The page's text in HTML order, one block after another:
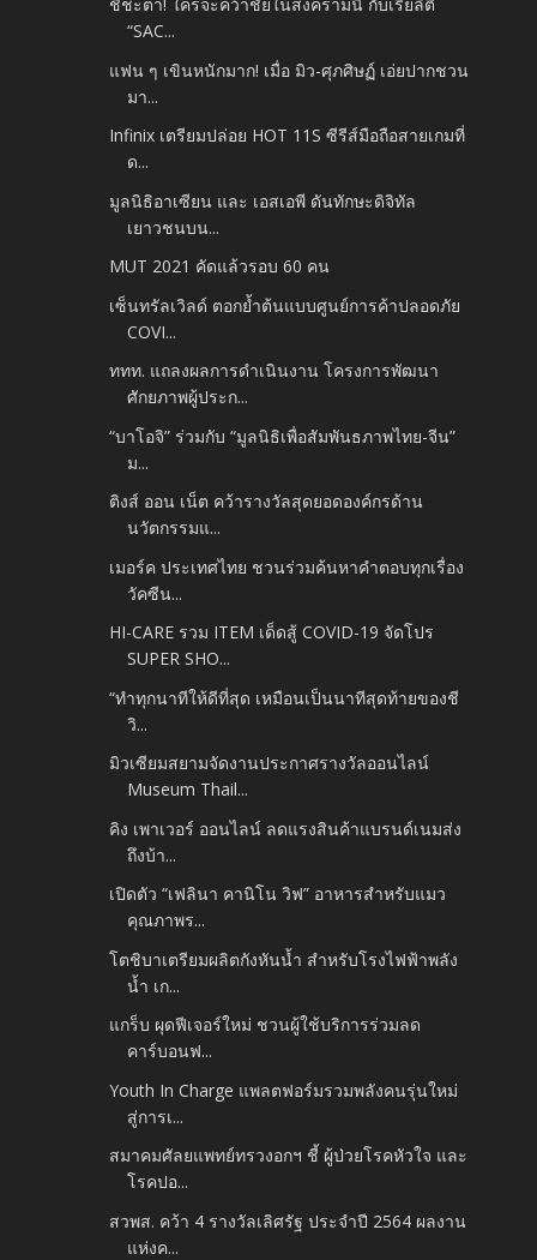
ชี้ชะตา! ใครจะคว้าชัยในสงครามนี้ กับเรียลิตี้
“SAC...
แฟน ๆ เขินหนักมาก! เมื่อ มิว-ศุภศิษฏ์ เอ่ยปากชวน
มา...
Infinix เตรียมปล่อย HOT 11S ซีรีส์มือถือสายเกมที่
ด...
มูลนิธิอาเซียน และ เอสเอพี ดันทักษะดิจิทัล
เยาวชนบน...
MUT 2021 คัดแล้วรอบ 60 คน
เซ็นทรัลเวิลด์ ตอกย้ำต้นแบบศูนย์การค้าปลอดภัย
COVI...
ททท. แถลงผลการดำเนินงาน โครงการพัฒนา
ศักยภาพผู้ประก...
“บาโอจิ” ร่วมกับ “มูลนิธิเพื่อสัมพันธภาพไทย-จีน”
ม...
ติงส์ ออน เน็ต คว้ารางวัลสุดยอดองค์กรด้าน
นวัตกรรมแ...
เมอร์ค ประเทศไทย ชวนร่วมค้นหาคำตอบทุกเรื่อง
วัคซีน...
HI-CARE รวม ITEM เด็ดสู้ COVID-19 จัดโปร
SUPER SHO...
“ทำทุกนาทีให้ดีที่สุด เหมือนเป็นนาทีสุดท้ายของชี
วิ...
มิวเซียมสยามจัดงานประกาศรางวัลออนไลน์
Museum Thail...
คิง เพาเวอร์ ออนไลน์ ลดแรงสินค้าแบรนด์เนมส่ง
ถึงบ้า...
เปิดตัว “เฟลินา คานิโน วิฟ” อาหารสำหรับแมว
คุณภาพร...
โตชิบาเตรียมผลิตกังหันน้ำ สำหรับโรงไฟฟ้าพลัง
น้ำ เก...
แกร็บ ผุดฟีเจอร์ใหม่ ชวนผู้ใช้บริการร่วมลด
คาร์บอนฟ...
Youth In Charge แพลตฟอร์มรวมพลังคนรุ่นใหม่
สู่การเ...
สมาคมศัลยแพทย์ทรวงอกฯ ชี้ ผู้ป่วยโรคหัวใจ และ
โรคปอ...
สวพส. คว้า 4 รางวัลเลิศรัฐ ประจำปี 2564 ผลงาน
แห่งค...